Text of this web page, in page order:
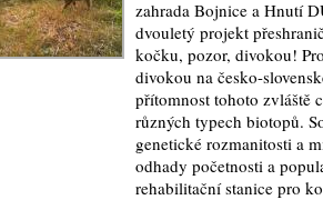
zahrada Bojnice a Hnutí
dvouletý projekt
kočku, pozor, divokou!
divokou na česko-
přítomnost tohoto zvláště
různých typech biotopů.
genetické rozmanitosti a
odhady početnosti a
rehabilitační stanice pro